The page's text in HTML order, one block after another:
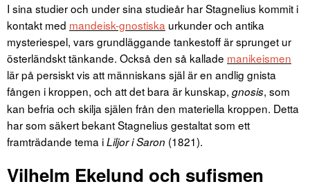
I sina studier och under sina studieår har Stagnelius kommit i
kontakt med mandeisk-gnostiska urkunder och antika
mysteriespel, vars grundläggande tankestoff är sprunget ur
österländskt tänkande. Också den så kallade manikeismen
lär på persiskt vis att människans själ är en andlig gnista
fången i kroppen, och att det bara är kunskap, gnosis, som
kan befria och skilja själen från den materiella kroppen. Detta
har som säkert bekant Stagnelius gestaltat som ett
framträdande tema iLiljor i Saron (1821).
Vilhelm Ekelund och sufismen